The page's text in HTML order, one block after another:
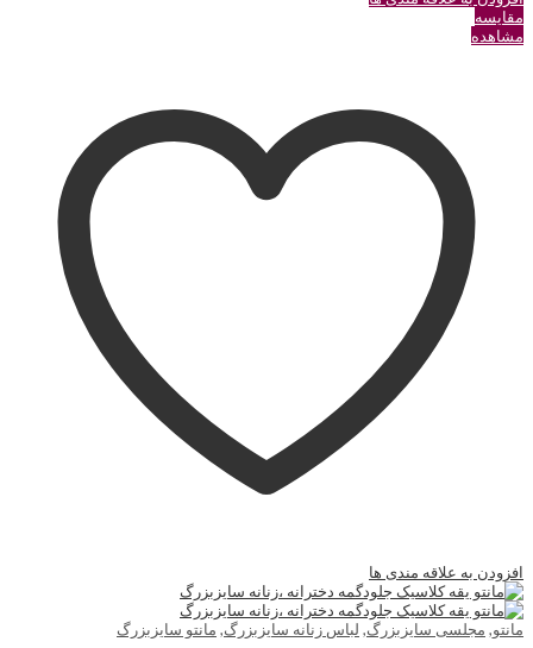
مقایسه
مشاهده
افزودن به علاقه مندی ها
مانتو, مجلسی سایزبزرگ, لباس زنانه سایزبزرگ, مانتو سایزبزرگ